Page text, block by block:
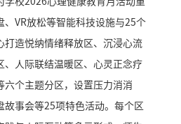
、VR放松等智能科技设施与25个
打造悦纳情绪释放区、沉浸心流
、人际联结温暖区、心灵正念疗
六个主题分区，设置压力消消
故事会等25项特色活动。每个区